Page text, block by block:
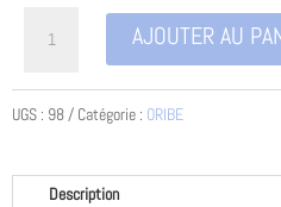
ALCHEMY
traitement
fortifiant
AJOUTER AU
UGS : 98 Catégorie : ORIBE
Description